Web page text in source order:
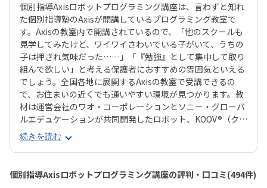
個別指導Axisロボットプログラミング講座は、言わずと知れ
た個別指導塾のAxisが開講しているプログラミング教室で
す。Axisの教室内で開講されているので、「他のスクールも
見学してみたけど、ワイワイさわいでいる子がいて、うちの
子は押され気味だった……」「『勉強』として集中して取り
組んで欲しい」と考える保護者におすすめの雰囲気といえる
でしょう。全国各地に展開するAxisの教室で受講できるの
で、お住まいの近くでも通いやすい環境が見つかります。教
材は運営会社のワオ・コーポレーションとソニー・グローバ
ルエデュケーションが共同開発したロボット、KOOV®︎（クー
ブ）。半透明のカラフルなブロックを組み合わせながらロボ
ットを組み立てていくので、女の子にも人気が高いのがポイ
ント。ロボットが好きな子はもちろん、色彩感覚に優れる子
からも評判の教材です。さらに、高学年からはエンジニアも
使う本格的なプログラミング言語「Python（パイソン）」
続きを読む
個別指導Axisロボットプログラミング講座の評判・口コミ(494件)